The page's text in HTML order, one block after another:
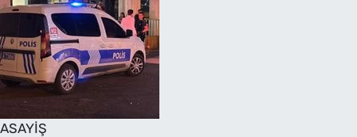
ASAYİŞ